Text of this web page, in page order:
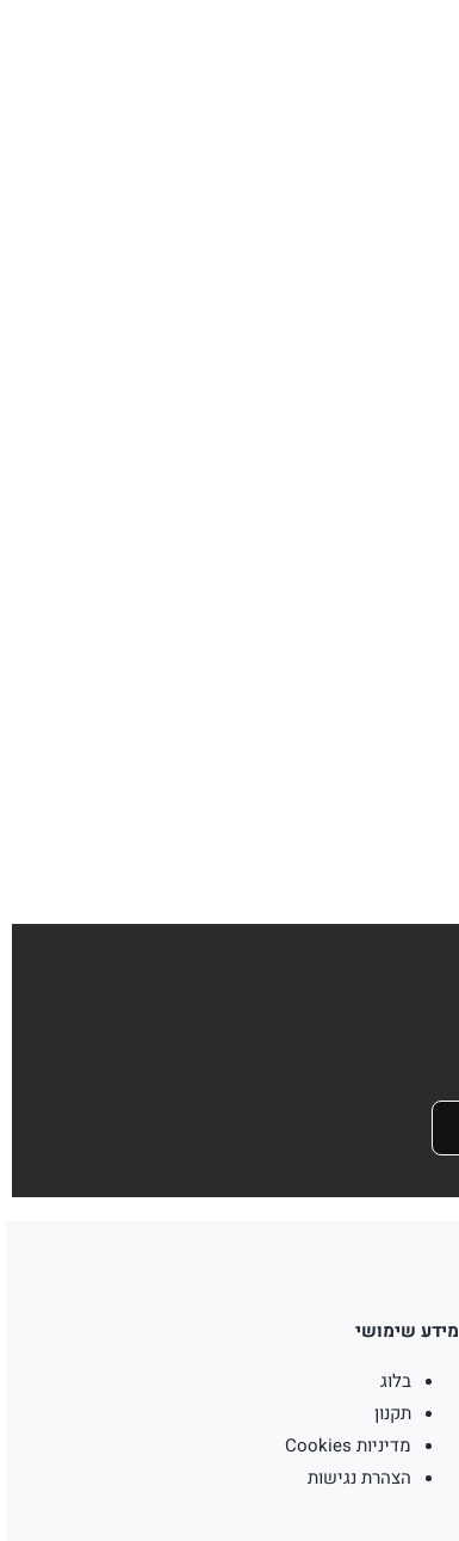
מידע שימושי
בלוג
תקנון
מדיניות Cookies
הצהרת נגישות